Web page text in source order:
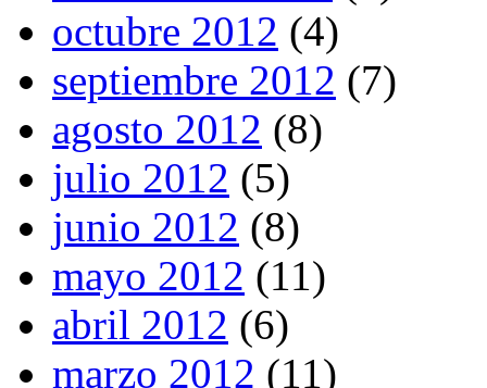
octubre 2012 (4)
septiembre 2012 (7)
agosto 2012 (8)
julio 2012 (5)
junio 2012 (8)
mayo 2012 (11)
abril 2012 (6)
marzo 2012 (11)